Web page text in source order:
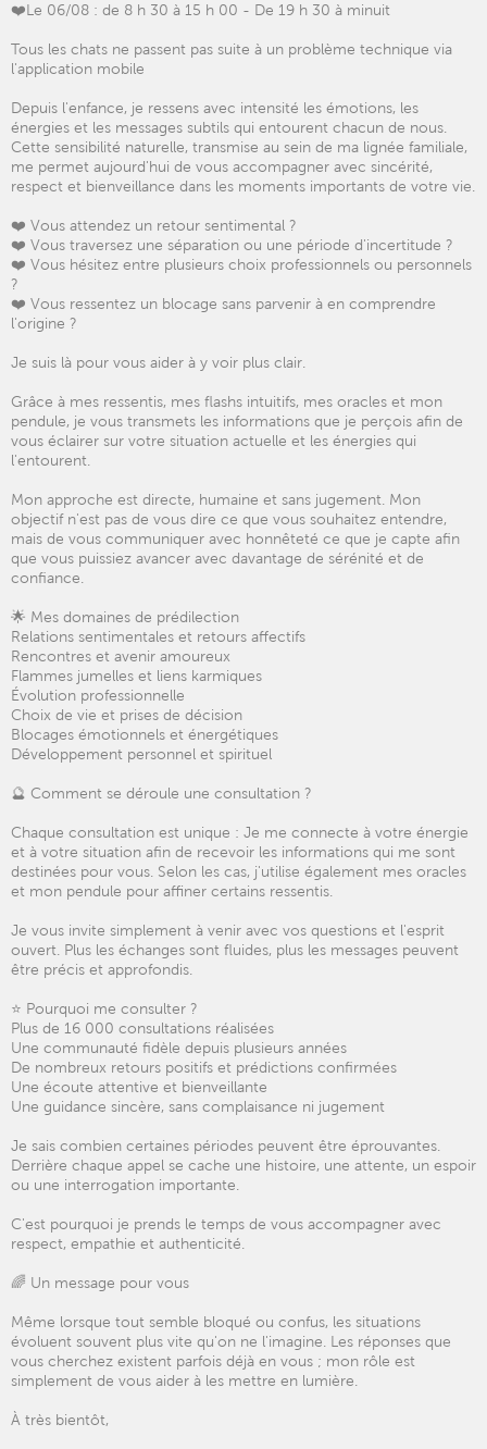
❤️Le 06/08 : de 8 h 30 à 15 h 00 - De 19 h 30 à minuit
Tous les chats ne passent pas suite à un problème technique via
l'application mobile
Depuis l'enfance, je ressens avec intensité les émotions, les
énergies et les messages subtils qui entourent chacun de nous.
Cette sensibilité naturelle, transmise au sein de ma lignée familiale,
me permet aujourd'hui de vous accompagner avec sincérité,
respect et bienveillance dans les moments importants de votre vie.
❤️ Vous attendez un retour sentimental ?
❤️ Vous traversez une séparation ou une période d'incertitude ?
❤️ Vous hésitez entre plusieurs choix professionnels ou personnels
?
❤️ Vous ressentez un blocage sans parvenir à en comprendre
l'origine ?
Je suis là pour vous aider à y voir plus clair.
Grâce à mes ressentis, mes flashs intuitifs, mes oracles et mon
pendule, je vous transmets les informations que je perçois afin de
vous éclairer sur votre situation actuelle et les énergies qui
l'entourent.
Mon approche est directe, humaine et sans jugement. Mon
objectif n'est pas de vous dire ce que vous souhaitez entendre,
mais de vous communiquer avec honnêteté ce que je capte afin
que vous puissiez avancer avec davantage de sérénité et de
confiance.
🌟 Mes domaines de prédilection
Relations sentimentales et retours affectifs
Rencontres et avenir amoureux
Flammes jumelles et liens karmiques
Évolution professionnelle
Choix de vie et prises de décision
Blocages émotionnels et énergétiques
Développement personnel et spirituel
🔮 Comment se déroule une consultation ?
Chaque consultation est unique : Je me connecte à votre énergie
et à votre situation afin de recevoir les informations qui me sont
destinées pour vous. Selon les cas, j'utilise également mes oracles
et mon pendule pour affiner certains ressentis.
Je vous invite simplement à venir avec vos questions et l'esprit
ouvert. Plus les échanges sont fluides, plus les messages peuvent
être précis et approfondis.
⭐ Pourquoi me consulter ?
Plus de 16 000 consultations réalisées
Une communauté fidèle depuis plusieurs années
De nombreux retours positifs et prédictions confirmées
Une écoute attentive et bienveillante
Une guidance sincère, sans complaisance ni jugement
Je sais combien certaines périodes peuvent être éprouvantes.
Derrière chaque appel se cache une histoire, une attente, un espoir
ou une interrogation importante.
C'est pourquoi je prends le temps de vous accompagner avec
respect, empathie et authenticité.
🌈 Un message pour vous
Même lorsque tout semble bloqué ou confus, les situations
évoluent souvent plus vite qu'on ne l'imagine. Les réponses que
vous cherchez existent parfois déjà en vous ; mon rôle est
simplement de vous aider à les mettre en lumière.
À très bientôt,